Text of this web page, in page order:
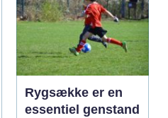
Rygsække er en
essentiel genstand